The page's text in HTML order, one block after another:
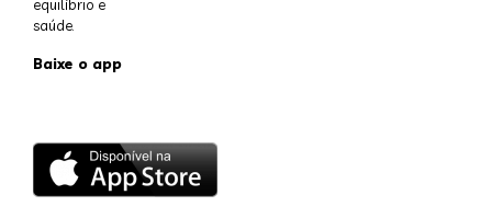
equilíbrio e
saúde.
Baixe o app